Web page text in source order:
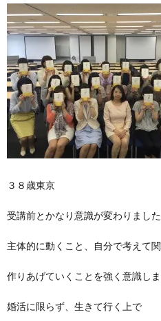
３８歳東京
受講前とかなり意識が変わりました
主体的に動くこと、自分で考えて
作りあげていくことを強く意識しま
婚活に限らず、生きて行く上で